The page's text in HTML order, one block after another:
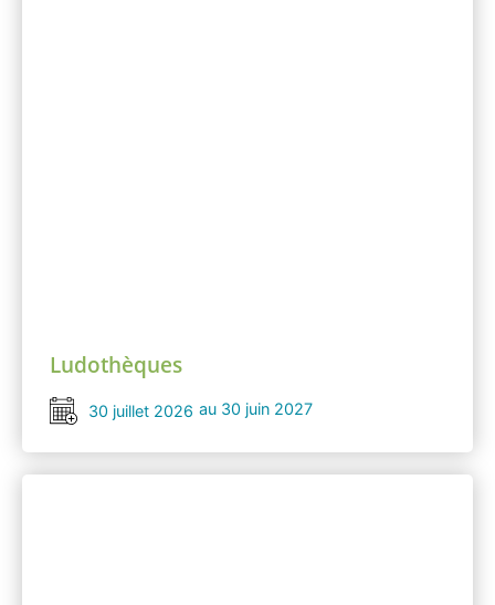
Ludothèques
30 juillet 2026 au 30 juin 2027